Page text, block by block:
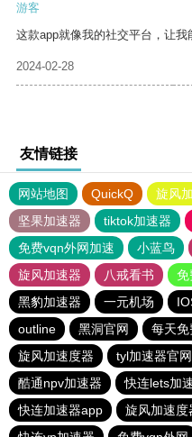
游客
这款app就像我的社交平台，让我
2024-02-28
友情链接
网站地图 QuickQ 旋风
坚果加速器
tiktok加速器
免费vqn外网加速
小蓝鸟
旋风加速器
八戒看书
免
黑豹加速器
一元机场
outline
黑洞官网 每天免
旋风加速度器
tyl加速器官网
酷通npv加速器
快连lets加
快连加速器app
旋风加速度